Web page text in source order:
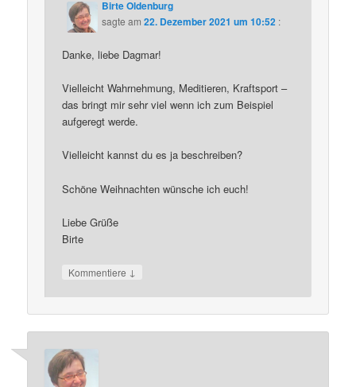
Birte Oldenburg
sagte am22. Dezember 2021 um 10:52 :
Danke, liebe Dagmar!
Vielleicht Wahrnehmung, Meditieren, Kraftsport –
das bringt mir sehr viel wenn ich zum Beispiel
aufgeregt werde.
Vielleicht kannst du es ja beschreiben?
Schöne Weihnachten wünsche ich euch!
Liebe Grüße
Birte
Kommentiere ↓